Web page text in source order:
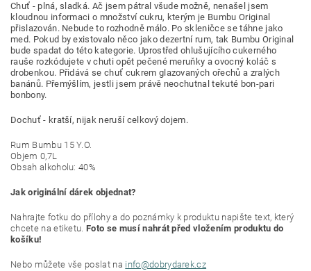
Chuť - plná, sladká. Ač jsem pátral všude možně, nenašel jsem
kloudnou informaci o množství cukru, kterým je Bumbu Original
přislazován. Nebude to rozhodně málo. Po skleničce se táhne jako
med. Pokud by existovalo něco jako dezertní rum, tak Bumbu Original
bude spadat do této kategorie. Uprostřed ohlušujícího cukerného
rauše rozkódujete v chuti opět pečené meruňky a ovocný koláč s
drobenkou. Přidává se chuť cukrem glazovaných ořechů a zralých
banánů. Přemýšlím, jestli jsem právě neochutnal tekuté bon-pari
bonbony.
Dochuť - kratší, nijak neruší celkový dojem.
Rum Bumbu 15 Y.O.
Objem 0,7L
Obsah alkoholu: 40%
Jak originální dárek objednat?
Nahrajte fotku do přílohy a do poznámky k produktu napište text, který
chcete na etiketu.Foto se musí nahrát před vložením produktu do
košíku!
Nebo můžete vše poslat na info@dobrydarek.cz